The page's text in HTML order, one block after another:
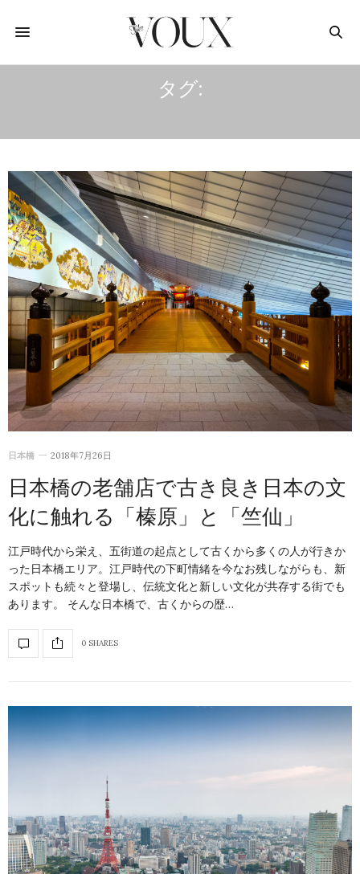
タグ:
日本橋 2018年7月26日
日本橋の老舗店で古き良き日本の文
化に触れる「榛原」と「竺仙」
江戸時代から栄え、五街道の起点として古くから多くの人が行きか
った日本橋エリア。江戸時代の下町情緒を今なお残しながらも、新
スポットも続々と登場し、伝統文化と新しい文化が共存する街でも
あります。 そんな日本橋で、古くからの歴…
0 SHARES